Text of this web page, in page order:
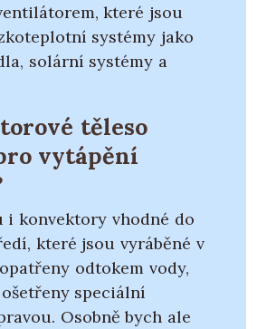
které jsou
systémy jako
solární systémy a
těleso
vytápění
i konvektory vhodné do
které jsou vyráběné v
odtokem vody,
speciální
Osobně bych ale